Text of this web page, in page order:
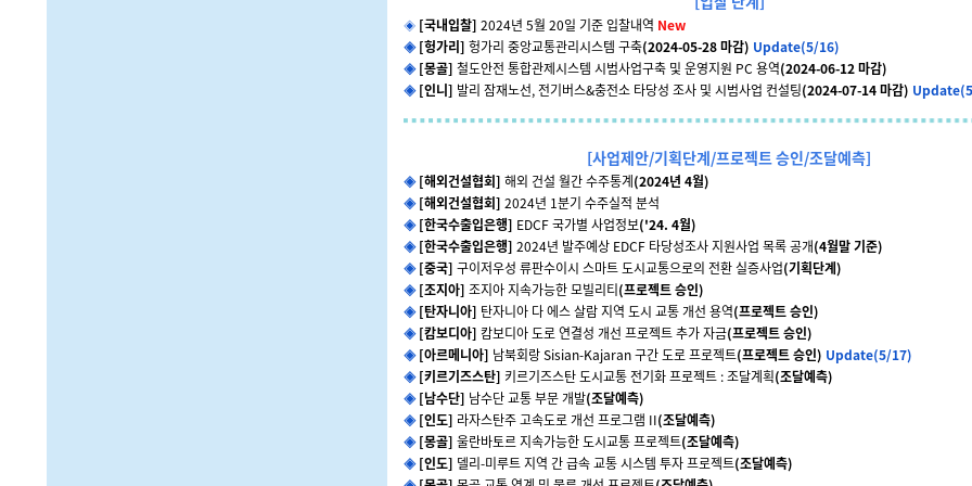
◈ [국내입찰] 2024년 5월 20일 기준 입찰내역 New
◈ [헝가리] 헝가리 중앙교통관리시스템 구축(2024-05-28 마감) Update(5/16)
◈ [몽골] 철도안전 통합관제시스템 시범사업구축 및 운영지원 PC 용역(2024-06-12 마감)
◈ [인니] 발리 잠재노선, 전기버스&충전소 타당성 조사 및 시범사업 컨설팅(2024-07-14 마감)
[사업제안/기획단계/프로젝트 승인/조달예측]
◈ [해외건설협회] 해외 건설 월간 수주통계(2024년 4월)
◈ [해외건설협회] 2024년 1분기 수주실적 분석
◈ [한국수출입은행] EDCF 국가별 사업정보('24. 4월)
◈ [한국수출입은행] 2024년 발주예상 EDCF 타당성조사 지원사업 목록 공개(4월말 기준)
◈ [중국] 구이저우성 류판수이시 스마트 도시교통으로의 전환 실증사업(기획단계)
◈ [조지아] 조지아 지속가능한 모빌리티(프로젝트 승인)
◈ [탄자니아] 탄자니아 다 에스 살람 지역 도시 교통 개선 용역(프로젝트 승인)
◈ [캄보디아] 캄보디아 도로 연결성 개선 프로젝트 추가 자금(프로젝트 승인)
◈ [아르메니아] 남북회랑 Sisian-Kajaran 구간 도로 프로젝트(프로젝트 승인) Update(5/17)
◈ [키르기즈스탄] 키르기즈스탄 도시교통 전기화 프로젝트 : 조달계획(조달예측)
◈[남수단] 남수단 교통 부문 개발(조달예측)
◈ [인도] 라자스탄주 고속도로 개선 프로그램 II(조달예측)
◈ [몽골] 울란바토르 지속가능한 도시교통 프로젝트(조달예측)
◈ [인도] 델리-미루트 지역 간 급속 교통 시스템 투자 프로젝트(조달예측)